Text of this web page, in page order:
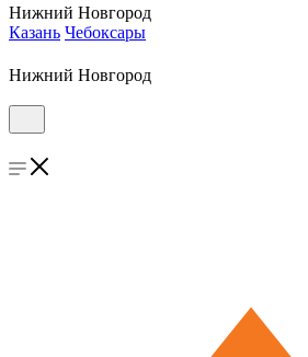
Нижний Новгород
Казань Чебоксары
Нижний Новгород